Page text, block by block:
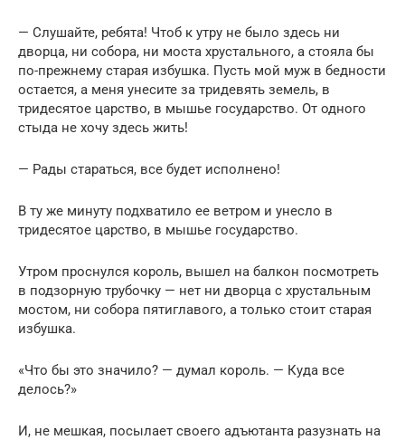
— Слушайте, ребята! Чтоб к утру не было здесь ни
дворца, ни собора, ни моста хрустального, а стояла бы
по-прежнему старая избушка. Пусть мой муж в бедности
остается, а меня унесите за тридевять земель, в
тридесятое царство, в мышье государство. От одного
стыда не хочу здесь жить!
— Рады стараться, все будет исполнено!
В ту же минуту подхватило ее ветром и унесло в
тридесятое царство, в мышье государство.
Утром проснулся король, вышел на балкон посмотреть
в подзорную трубочку — нет ни дворца с хрустальным
мостом, ни собора пятиглавого, а только стоит старая
избушка.
«Что бы это значило? — думал король. — Куда все
делось?»
И, не мешкая, посылает своего адъютанта разузнать на